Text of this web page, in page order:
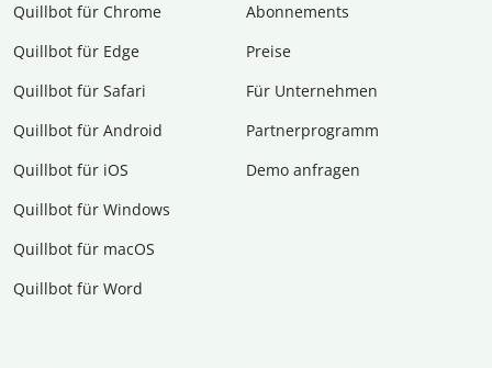
Quillbot für Chrome
Quillbot für Edge
Quillbot für Safari
Quillbot für Android
Quillbot für iOS
Quillbot für Windows
Quillbot für macOS
Quillbot für Word
Abon­ne­ments
Preise
Für Unternehmen
Partnerprogramm
Demo anfragen